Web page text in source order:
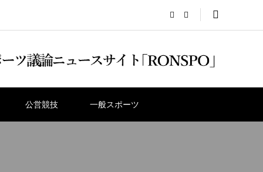
公営競技 一般スポーツ